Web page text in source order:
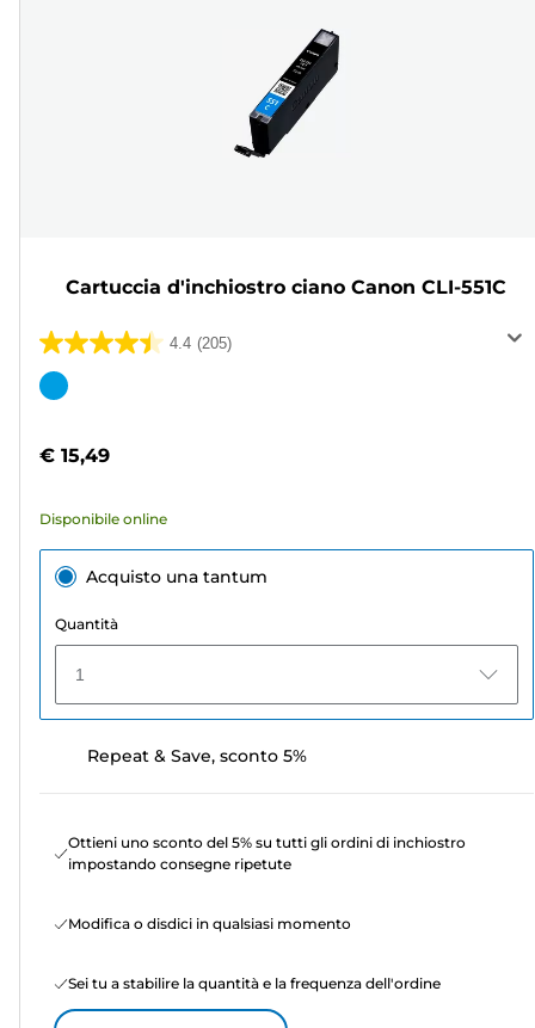
Cartuccia d'inchiostro ciano Canon CLI-551C
4.4 (205)
4.4
su
205
Cartuccia
colori
€ 15,49
Disponibile online
Acquisto una tantum
Quantità
1
Repeat & Save, sconto 5%
Ottieni uno sconto del 5% su tutti gli ordini di inchiostro
impostando consegne ripetute
Modifica o disdici in qualsiasi momento
Sei tu a stabilire la quantità e la frequenza dell'ordine